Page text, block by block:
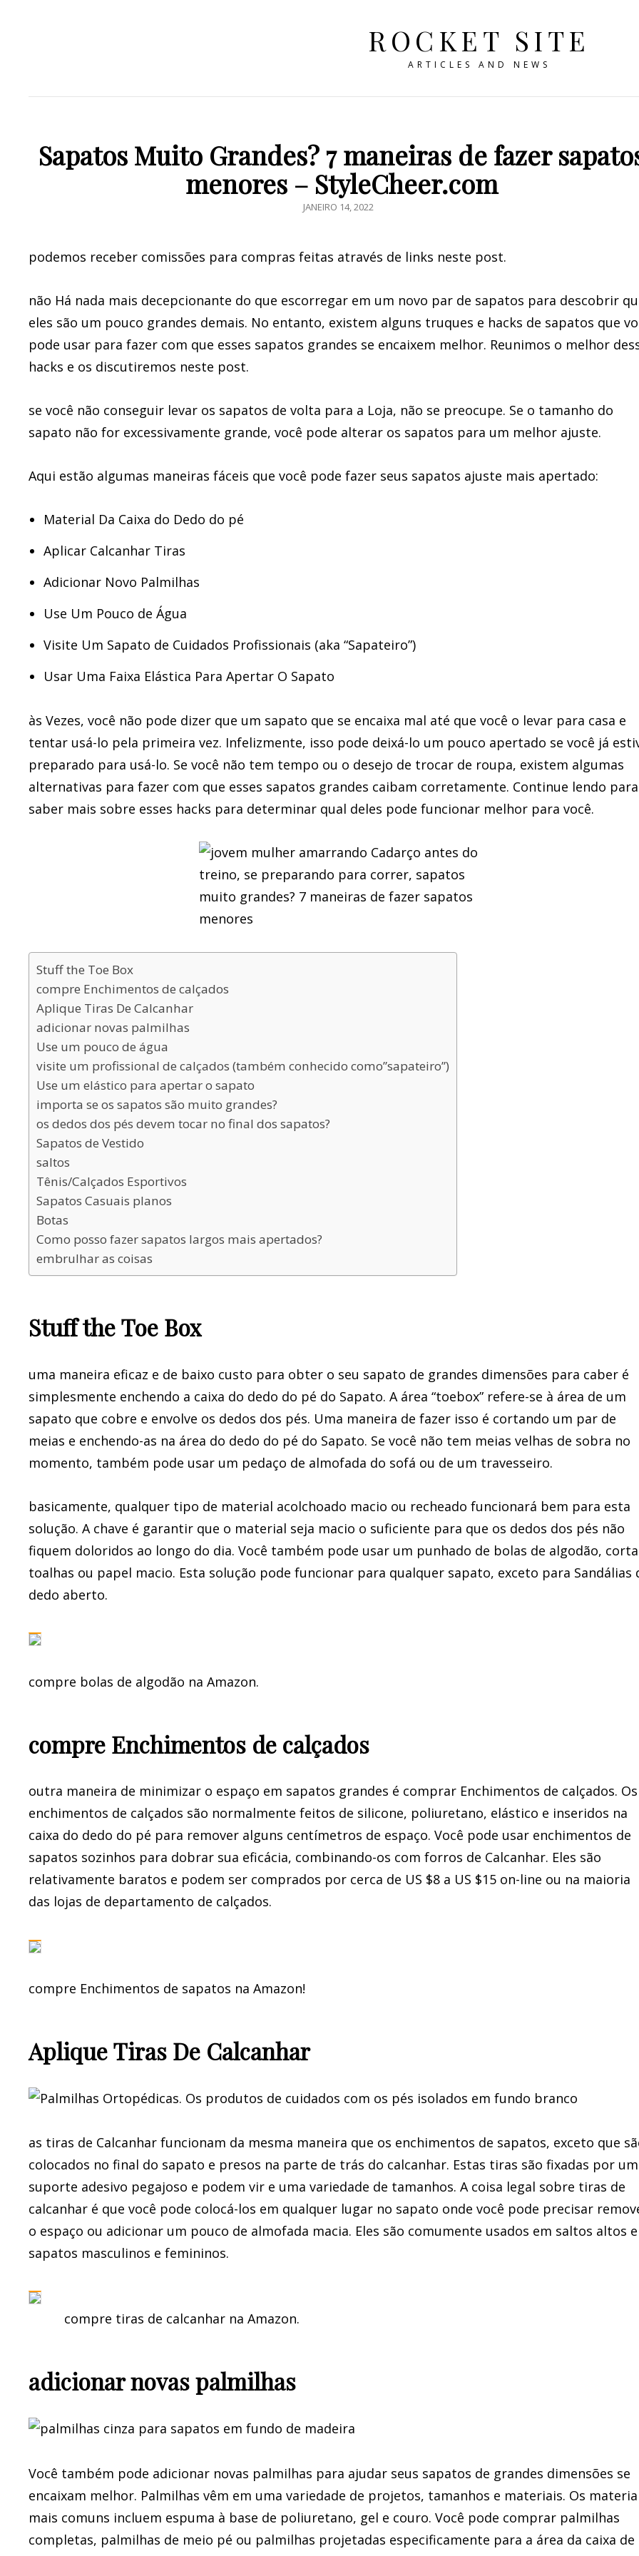
ROCKET SITE
ARTICLES AND NEWS
Sapatos Muito Grandes? 7 maneiras de fazer
menores – StyleCheer.com
POSTED
JANEIRO 14, 2022
podemos receber comissões para compras feitas através de links neste post.
não Há nada mais decepcionante do que escorregar em um novo par de sapatos para descobrir
eles são um pouco grandes demais. No entanto, existem alguns truques e hacks de sapatos que
pode usar para fazer com que esses sapatos grandes se encaixem melhor. Reunimos o melhor
hacks e os discutiremos neste post.
se você não conseguir levar os sapatos de volta para a Loja, não se preocupe. Se o tamanho do
sapato não for excessivamente grande, você pode alterar os sapatos para um melhor ajuste.
Aqui estão algumas maneiras fáceis que você pode fazer seus sapatos ajuste mais apertado:
Material Da Caixa do Dedo do pé
Aplicar Calcanhar Tiras
Adicionar Novo Palmilhas
Use Um Pouco de Água
Visite Um Sapato de Cuidados Profissionais (aka “Sapateiro”)
Usar Uma Faixa Elástica Para Apertar O Sapato
às Vezes, você não pode dizer que um sapato que se encaixa mal até que você o levar para casa e
tentar usá-lo pela primeira vez. Infelizmente, isso pode deixá-lo um pouco apertado se você já
preparado para usá-lo. Se você não tem tempo ou o desejo de trocar de roupa, existem algumas
alternativas para fazer com que esses sapatos grandes caibam corretamente. Continue lendo para
saber mais sobre esses hacks para determinar qual deles pode funcionar melhor para você.
Stuff the Toe Box
compre Enchimentos de calçados
Aplique Tiras De Calcanhar
adicionar novas palmilhas
Use um pouco de água
visite um profissional de calçados (também conhecido como”sapateiro”)
Use um elástico para apertar o sapato
importa se os sapatos são muito grandes?
os dedos dos pés devem tocar no final dos sapatos?
Sapatos de Vestido
saltos
Tênis/Calçados Esportivos
Sapatos Casuais planos
Botas
Como posso fazer sapatos largos mais apertados?
embrulhar as coisas
Stuff the Toe Box
uma maneira eficaz e de baixo custo para obter o seu sapato de grandes dimensões para caber é
simplesmente enchendo a caixa do dedo do pé do Sapato. A área “toebox” refere-se à área de um
sapato que cobre e envolve os dedos dos pés. Uma maneira de fazer isso é cortando um par de
meias e enchendo-as na área do dedo do pé do Sapato. Se você não tem meias velhas de sobra no
momento, também pode usar um pedaço de almofada do sofá ou de um travesseiro.
basicamente, qualquer tipo de material acolchoado macio ou recheado funcionará bem para esta
solução. A chave é garantir que o material seja macio o suficiente para que os dedos dos pés não
fiquem doloridos ao longo do dia. Você também pode usar um punhado de bolas de algodão,
toalhas ou papel macio. Esta solução pode funcionar para qualquer sapato, exceto para Sandálias
dedo aberto.
compre bolas de algodão na Amazon.
compre Enchimentos de calçados
outra maneira de minimizar o espaço em sapatos grandes é comprar Enchimentos de calçados. Os
enchimentos de calçados são normalmente feitos de silicone, poliuretano, elástico e inseridos na
caixa do dedo do pé para remover alguns centímetros de espaço. Você pode usar enchimentos de
sapatos sozinhos para dobrar sua eficácia, combinando-os com forros de Calcanhar. Eles são
relativamente baratos e podem ser comprados por cerca de US $8 a US $15 on-line ou na maioria
das lojas de departamento de calçados.
compre Enchimentos de sapatos na Amazon!
Aplique Tiras De Calcanhar
as tiras de Calcanhar funcionam da mesma maneira que os enchimentos de sapatos, exceto que
colocados no final do sapato e presos na parte de trás do calcanhar. Estas tiras são fixadas por um
suporte adesivo pegajoso e podem vir e uma variedade de tamanhos. A coisa legal sobre tiras de
calcanhar é que você pode colocá-los em qualquer lugar no sapato onde você pode precisar
o espaço ou adicionar um pouco de almofada macia. Eles são comumente usados em saltos altos e
sapatos masculinos e femininos.
compre tiras de calcanhar na Amazon.
adicionar novas palmilhas
Você também pode adicionar novas palmilhas para ajudar seus sapatos de grandes dimensões se
encaixam melhor. Palmilhas vêm em uma variedade de projetos, tamanhos e materiais. Os
mais comuns incluem espuma à base de poliuretano, gel e couro. Você pode comprar palmilhas
completas, palmilhas de meio pé ou palmilhas projetadas especificamente para a área da caixa de